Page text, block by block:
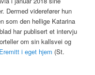
Dermed viderefører hun
som den hellige Katarina
har publisert et intervju
om sin kallsvei og
Eremitt i eget hjem (St.